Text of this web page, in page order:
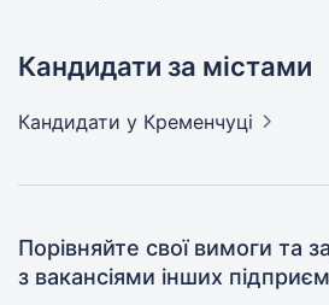
Кандидати за містами
Кандидати у Кременчуці
Порівняйте свої вимоги та
з вакансіями інших